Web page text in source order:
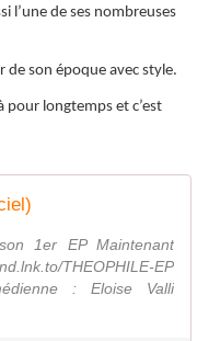
l’une de ses nombreuses
de son époque avec style.
pour longtemps et c’est
1er EP Maintenant
THEOPHILE-EP
: Eloise Valli